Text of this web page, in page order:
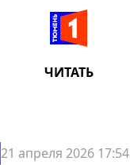
ЧИТАТЬ
21 апреля 2026 17:54